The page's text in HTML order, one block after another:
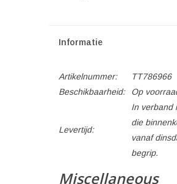
Informatie
Artikelnummer:
TT786966
Beschikbaarheid:
Op
Levertijd:
In verband
die
vanaf
begrip.
Miscellaneous